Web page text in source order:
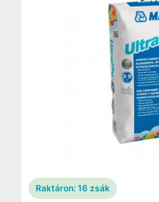
Raktáron: 16 zsák